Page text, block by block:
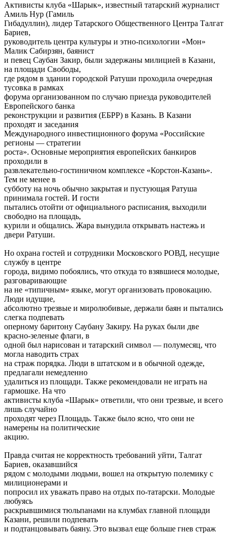
Активисты клуба «Шарык», известный татарский журналист
Амиль Нур (Гамиль
Гибадуллин), лидер Татарского Общественного Центра Талгат
Бариев,
руководитель центра культуры и этно-психологии «Мон»
Малик Сабирзян, баянист
и певец Саубан Закир, были задержаны милицией в Казани,
на площади Свободы,
где рядом в здании городской Ратуши проходила очередная
тусовка в рамках
форума организованном по случаю приезда руководителей
Европейского банка
реконструкции и развития (ЕБРР) в Казань. В Казани
проходят и заседания
Международного инвестиционного форума «Российские
регионы — стратегии
роста». Основные мероприятия европейских банкиров
проходили в
развлекательно-гостиничном комплексе «Корстон-Казань».
Тем не менее в
субботу на ночь обычно закрытая и пустующая Ратуша
принимала гостей. И гости
пытались отойти от официального расписания, выходили
свободно на площадь,
курили и общались. Жара вынудила открывать настежь и
двери Ратуши.
Но охрана гостей и сотрудники Московского РОВД, несущие
службу в центре
города, видимо побоялись, что откуда то взявшиеся молодые,
разговаривающие
на не «типичным» языке, могут организовать провокацию.
Люди идущие,
абсолютно трезвые и миролюбивые, держали баян и пытались
слегка подпевать
оперному баритону Саубану Закиру. На руках были две
красно-зеленые флаги, в
одной был нарисован и татарский символ — полумесяц, что
могла наводить страх
на страж порядка. Люди в штатском и в обычной одежде,
предлагали немедленно
удалиться из площади. Также рекомендовали не играть на
гармошке. На что
активисты клуба «Шарык» ответили, что они трезвые, и всего
лишь случайно
проходят через Площадь. Также было ясно, что они не
намерены на политические
акцию.
Правда считая не корректность требований уйти, Талгат
Бариев, оказавшийся
рядом с молодыми людьми, вошел на открытую полемику с
милиционерами и
попросил их уважать право на отдых по-татарски. Молодые
любуясь
раскрывшимися тюльпанами на клумбах главной площади
Казани, решили подпевать
и подтанцовывать баяну. Это вызвал еще больше гнев страж